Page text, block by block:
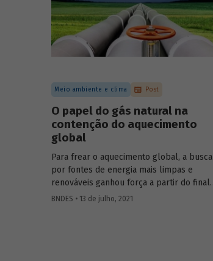
Meio ambiente e clima Post
O papel do gás natural na
contenção do aquecimento
global
Para frear o aquecimento global, a busca
por fontes de energia mais limpas e
renováveis ganhou força a partir do final
do século XX, contribuindo para o esforço
BNDES • 13 de julho, 2021